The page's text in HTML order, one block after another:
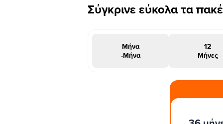
Σύγκρινε εύκολα τα
Μήνα
-Μήνα
12
Μήνες